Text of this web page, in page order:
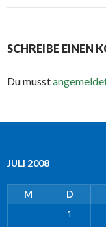
SCHREIBE EINEN
Du musst
JULI 2008
M D
1